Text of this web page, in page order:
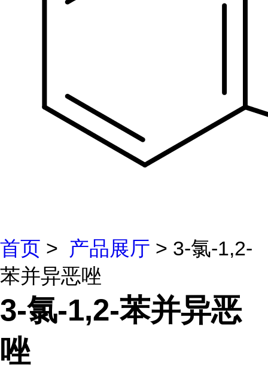
首页 > 产品展厅 > 3-氯-1,2-
苯并异恶唑
3-氯-1,2-苯并异恶
唑